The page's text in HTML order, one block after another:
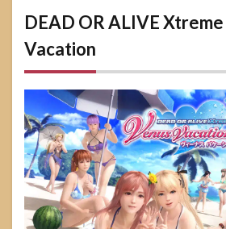
DEAD OR ALIVE
Vacation